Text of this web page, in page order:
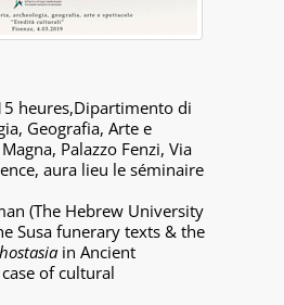
heures,Dipartimento di
Geografia, Arte e
Palazzo Fenzi, Via
aura lieu le séminaire
(The Hebrew University
Susa funerary texts & the
in Ancient
of cultural